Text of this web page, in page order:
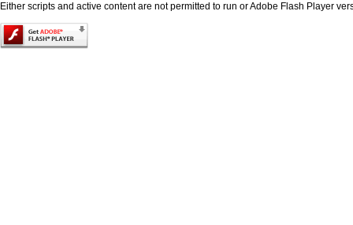
Either scripts and active content are not permitted to run or Adobe Flash Player